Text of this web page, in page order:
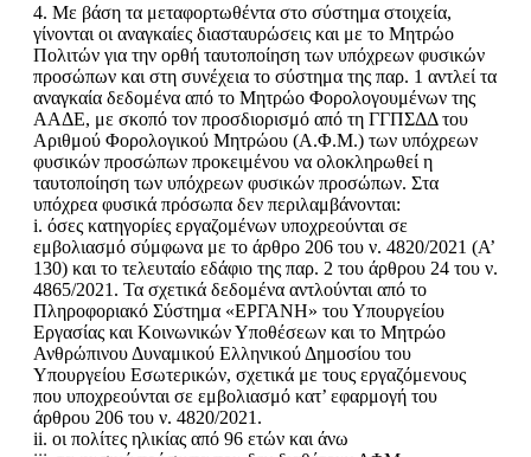
4. Με βάση τα μεταφορτωθέντα στο σύστημα στοιχεία,
γίνονται οι αναγκαίες διασταυρώσεις και με το Μητρώο
Πολιτών για την ορθή ταυτοποίηση των υπόχρεων φυσικών
προσώπων και στη συνέχεια το σύστημα της παρ. 1 αντλεί τα
αναγκαία δεδομένα από το Μητρώο Φορολογουμένων της
ΑΑΔΕ, με σκοπό τον προσδιορισμό από τη ΓΓΠΣΔΔ του
Αριθμού Φορολογικού Μητρώου (Α.Φ.Μ.) των υπόχρεων
φυσικών προσώπων προκειμένου να ολοκληρωθεί η
ταυτοποίηση των υπόχρεων φυσικών προσώπων. Στα
υπόχρεα φυσικά πρόσωπα δεν περιλαμβάνονται:
i. όσες κατηγορίες εργαζομένων υποχρεούνται σε
εμβολιασμό σύμφωνα με το άρθρο 206 του ν. 4820/2021 (Α’
130) και το τελευταίο εδάφιο της παρ. 2 του άρθρου 24 του ν.
4865/2021. Τα σχετικά δεδομένα αντλούνται από το
Πληροφοριακό Σύστημα «ΕΡΓΑΝΗ» του Υπουργείου
Εργασίας και Κοινωνικών Υποθέσεων και το Μητρώο
Ανθρώπινου Δυναμικού Ελληνικού Δημοσίου του
Υπουργείου Εσωτερικών, σχετικά με τους εργαζόμενους
που υποχρεούνται σε εμβολιασμό κατ’ εφαρμογή του
άρθρου 206 του ν. 4820/2021.
ii. οι πολίτες ηλικίας από 96 ετών και άνω